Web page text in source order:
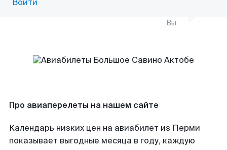
Войти
Вы
Про авиаперелеты на нашем сайте
Календарь низких цен на авиабилет из Перми
показывает выгодные месяца в году, каждую